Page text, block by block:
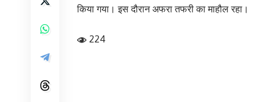
किया गया। इस दौरान अफरा तफरी का माहौल रहा।
224